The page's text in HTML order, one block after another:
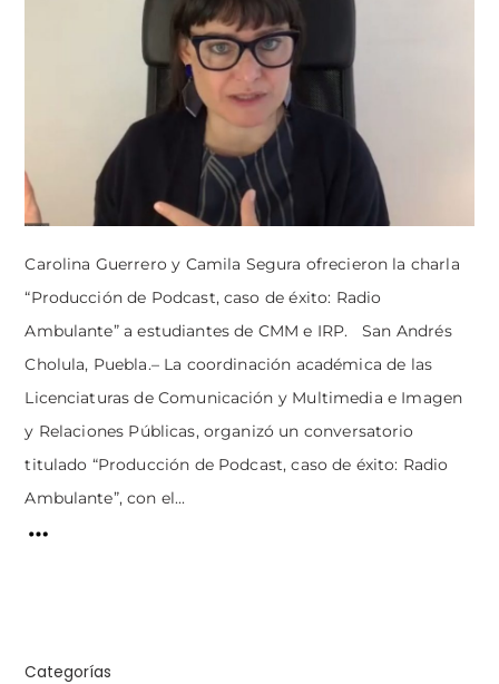
Carolina Guerrero y Camila Segura ofrecieron la charla
“Producción de Podcast, caso de éxito: Radio
Ambulante” a estudiantes de CMM e IRP. San Andrés
Cholula, Puebla.– La coordinación académica de las
Licenciaturas de Comunicación y Multimedia e Imagen
y Relaciones Públicas, organizó un conversatorio
titulado “Producción de Podcast, caso de éxito: Radio
Ambulante”, con el...
Categorías